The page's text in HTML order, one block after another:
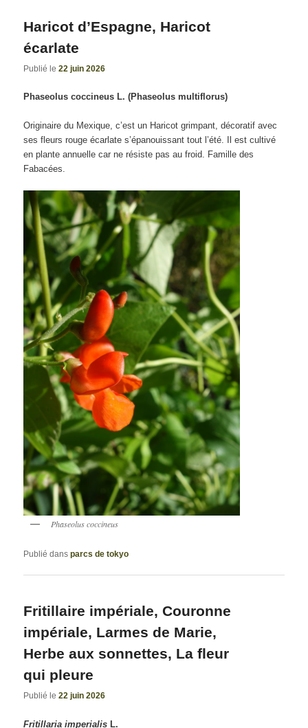
Haricot d’Espagne, Haricot
écarlate
Publié le22 juin 2026
Phaseolus coccineus L. (Phaseolus multiflorus)
Originaire du Mexique, c’est un Haricot grimpant, décoratif avec
ses fleurs rouge écarlate s’épanouissant tout l’été. Il est cultivé
en plante annuelle car ne résiste pas au froid. Famille des
Fabacées.
Phaseolus coccineus
Publié dans parcs de tokyo
Fritillaire impériale, Couronne
impériale, Larmes de Marie,
Herbe aux sonnettes, La fleur
qui pleure
Publié le22 juin 2026
Fritillaria imperialisL.